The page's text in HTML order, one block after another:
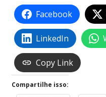
Facebook
LinkedIn
Copy Link
Compartilhe isso: